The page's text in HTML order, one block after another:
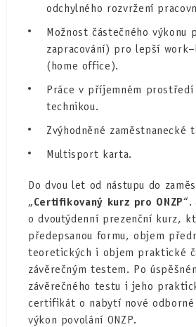
odchylného rozvržení
Možnost částečného výkonu
zapracování) pro lepší
(home office).
Práce v příjemném
technikou.
Zvýhodněné zaměstnanecké
Multisport karta.
Do dvou let od nástupu do
„Certifikovaný kurz pro ONZP“.
o dvoutýdenní prezenční kurz,
předepsanou formu, objem
teoretických i objem praktické
závěrečným testem. Po
závěrečného testu i jeho
certifikát o nabytí nové
výkon povolání ONZP.